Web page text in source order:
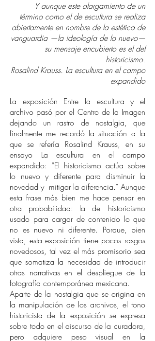
Y aunque este alargamiento de un
término como el de escultura se realiza
abiertamente en nombre de la estética de
vanguardia —la ideología de lo nuevo—
su mensaje encubierto es el del
historicismo.
Rosalind Krauss. La escultura en el campo
expandido
La exposición Entre la escultura y el
archivo pasó por el Centro de la Imagen
dejando un rastro de nostalgia, que
finalmente me recordó la situación a la
que se refería Rosalind Krauss, en su
ensayo La escultura en el campo
expandido: “El historicismo actúa sobre
lo nuevo y diferente para disminuir la
novedad y mitigar la diferencia.” Aunque
esta frase más bien me hace pensar en
otra probabilidad: la del historicismo
usado para cargar de contenido lo que
no es nuevo ni diferente. Porque, bien
vista, esta exposición tiene pocos rasgos
novedosos, tal vez el más promisorio sea
que somatiza la necesidad de introducir
otras narrativas en el despliegue de la
fotografía contemporánea mexicana.
Aparte de la nostalgia que se origina en
la manipulación de los archivos, el tono
historicista de la exposición se expresa
sobre todo en el discurso de la curadora,
pero adquiere peso visual en la